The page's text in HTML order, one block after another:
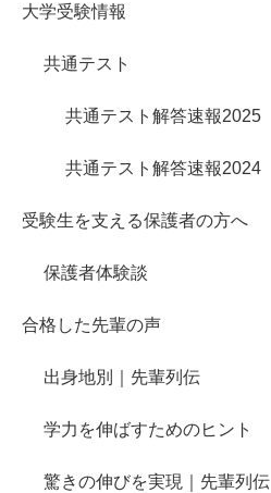
大学受験情報
共通テスト
共通テスト解答速報2025
共通テスト解答速報2024
受験生を支える保護者の方へ
保護者体験談
合格した先輩の声
出身地別｜先輩列伝
学力を伸ばすためのヒント
驚きの伸びを実現｜先輩列伝